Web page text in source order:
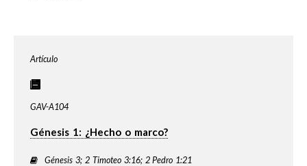
Artículo
GAV-A104
Génesis 1: ¿Hecho o marco?
Génesis 3; 2 Timoteo 3:16; 2 Pedro 1:21